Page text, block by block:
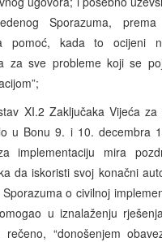
Sporazuma,
pomoć, kada to ocijeni
za sve probleme koji se
XI.2 Zaključaka Vijeća za
u Bonu 9. i 10. decembra
implementaciju mira
da iskoristi svoj konačni
o civilnoj
u iznalaženju
“donošenjem